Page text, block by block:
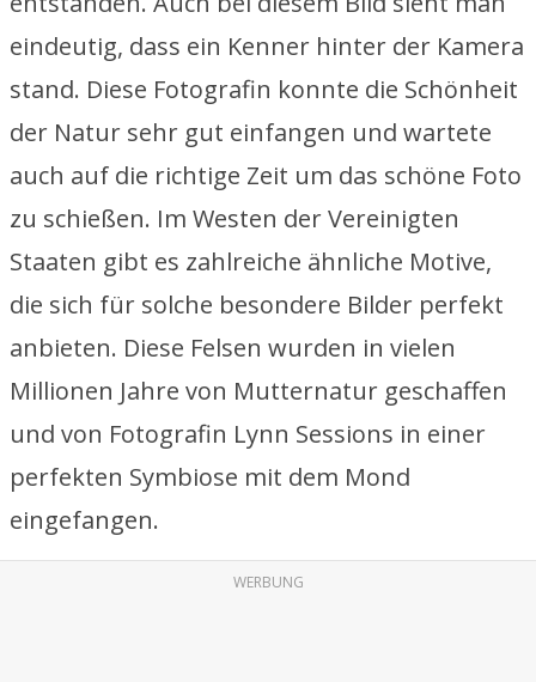
eindeutig, dass ein Kenner hinter der Kamera
stand. Diese Fotografin konnte die Schönheit
der Natur sehr gut einfangen und wartete
auch auf die richtige Zeit um das schöne Foto
zu schießen. Im Westen der Vereinigten
Staaten gibt es zahlreiche ähnliche Motive,
die sich für solche besondere Bilder perfekt
anbieten. Diese Felsen wurden in vielen
Millionen Jahre von Mutternatur geschaffen
und von Fotografin Lynn Sessions in einer
perfekten Symbiose mit dem Mond
eingefangen.
WERBUNG